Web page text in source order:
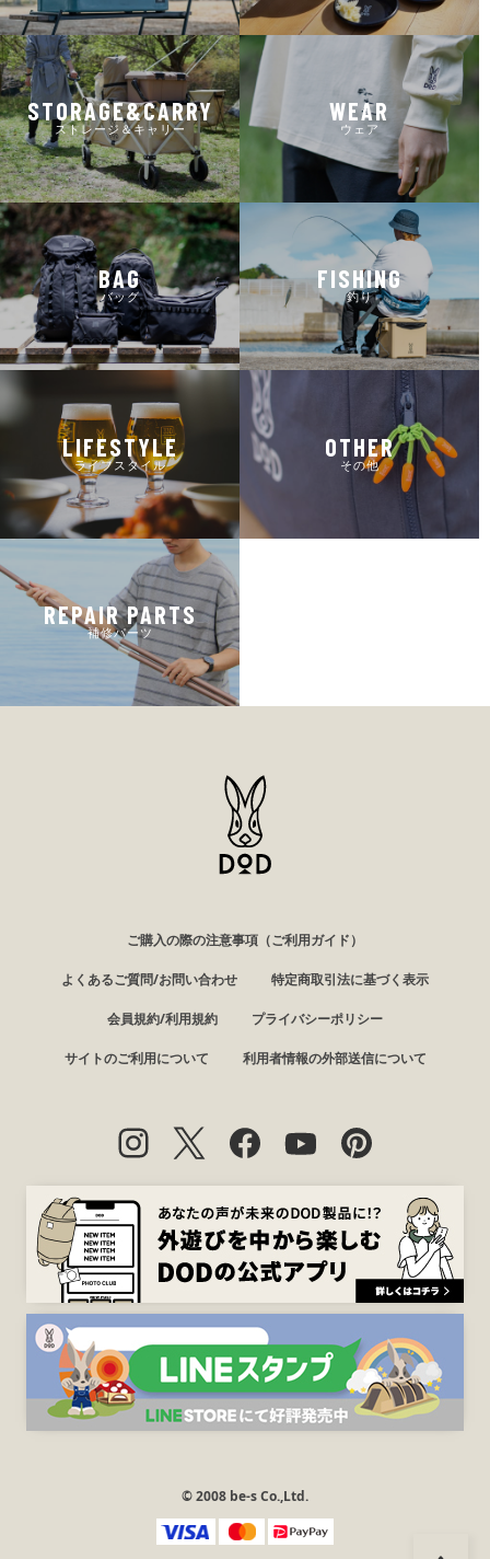
STORAGE&CARRY
ストレージ＆キャリー
WEAR
ウェア
BAG
バッグ
FISHING
釣り
LIFESTYLE
ライフスタイル
OTHER
その他
REPAIR PARTS
補修パーツ
ご購入の際の注意事項（ご利用ガイド）
よくあるご質問/お問い合わせ 特定商取引法に基づく表示
会員規約/利用規約 プライバシーポリシー
サイトのご利用について 利用者情報の外部送信について
© 2008 be-s Co.,Ltd.